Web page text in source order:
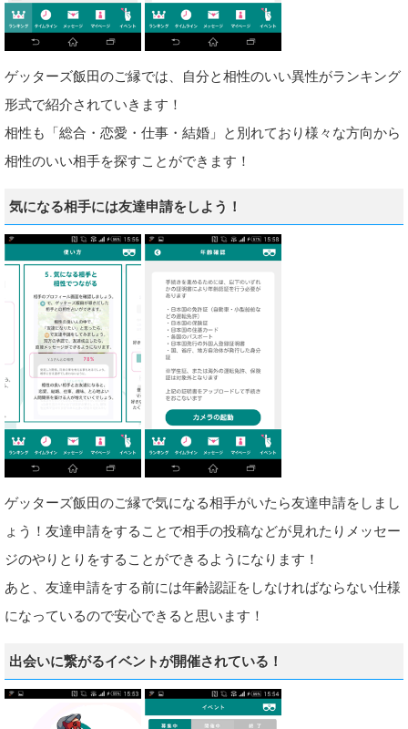
ゲッターズ飯田のご縁では、自分と相性のいい異性がランキング
形式で紹介されていきます！
相性も「総合・恋愛・仕事・結婚」と別れており様々な方向から
相性のいい相手を探すことができます！
気になる相手には友達申請をしよう！
ゲッターズ飯田のご縁で気になる相手がいたら友達申請をしまし
ょう！友達申請をすることで相手の投稿などが見れたりメッセー
ジのやりとりをすることができるようになります！
あと、友達申請をする前には年齢認証をしなければならない仕様
になっているので安心できると思います！
出会いに繋がるイベントが開催されている！